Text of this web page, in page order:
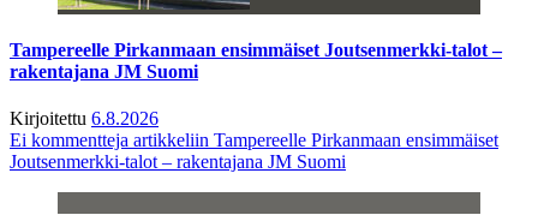
Tampereelle Pirkanmaan ensimmäiset Joutsenmerkki-talot –
rakentajana JM Suomi
Kirjoitettu 6.8.2026
Ei kommentteja artikkeliin Tampereelle Pirkanmaan ensimmäiset
Joutsenmerkki-talot – rakentajana JM Suomi